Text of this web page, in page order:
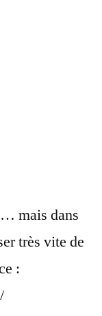
mais dans
très vite de
: